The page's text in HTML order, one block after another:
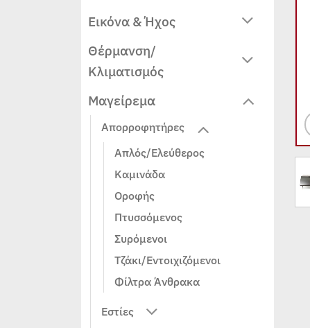
Εικόνα & Ήχος
Θέρμανση/
Κλιματισμός
Μαγείρεμα
Απορροφητήρες
Απλός/Ελεύθερος
Καμινάδα
Οροφής
Πτυσσόμενος
Συρόμενοι
Τζάκι/Εντοιχιζόμενοι
Φίλτρα Άνθρακα
Εστίες